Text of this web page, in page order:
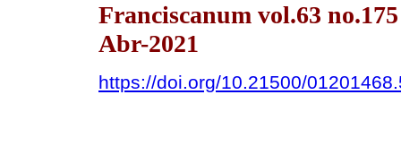
Franciscanum vol.63
Abr-2021
https://doi.org/10.21500/